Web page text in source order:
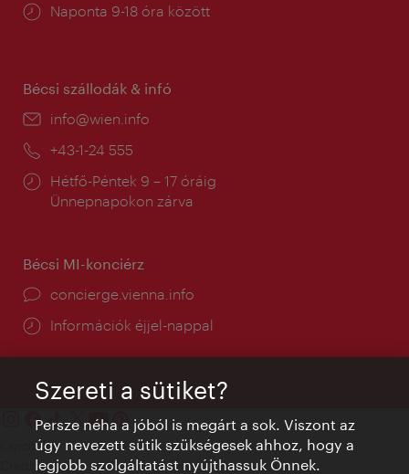
Nyitva
Naponta 9-18 óra között
Bécsi szállodák & infó
E-
info@wien.info
Telefon:
+43-1-24 555
Nyitva
tartás:
Hétfő-Péntek 9 – 17 óráig
Ünnepnapokon zárva
Bécsi MI-konciérz
concierge.vienna.info
Információk éjjel-nappal
Kapcsolat
Credits
Szereti a sütiket?
Persze néha a jóból is megárt a sok. Viszont az
úgy nevezett sütik szükségesek ahhoz, hogy a
legjobb szolgáltatást nyújthassuk Önnek.